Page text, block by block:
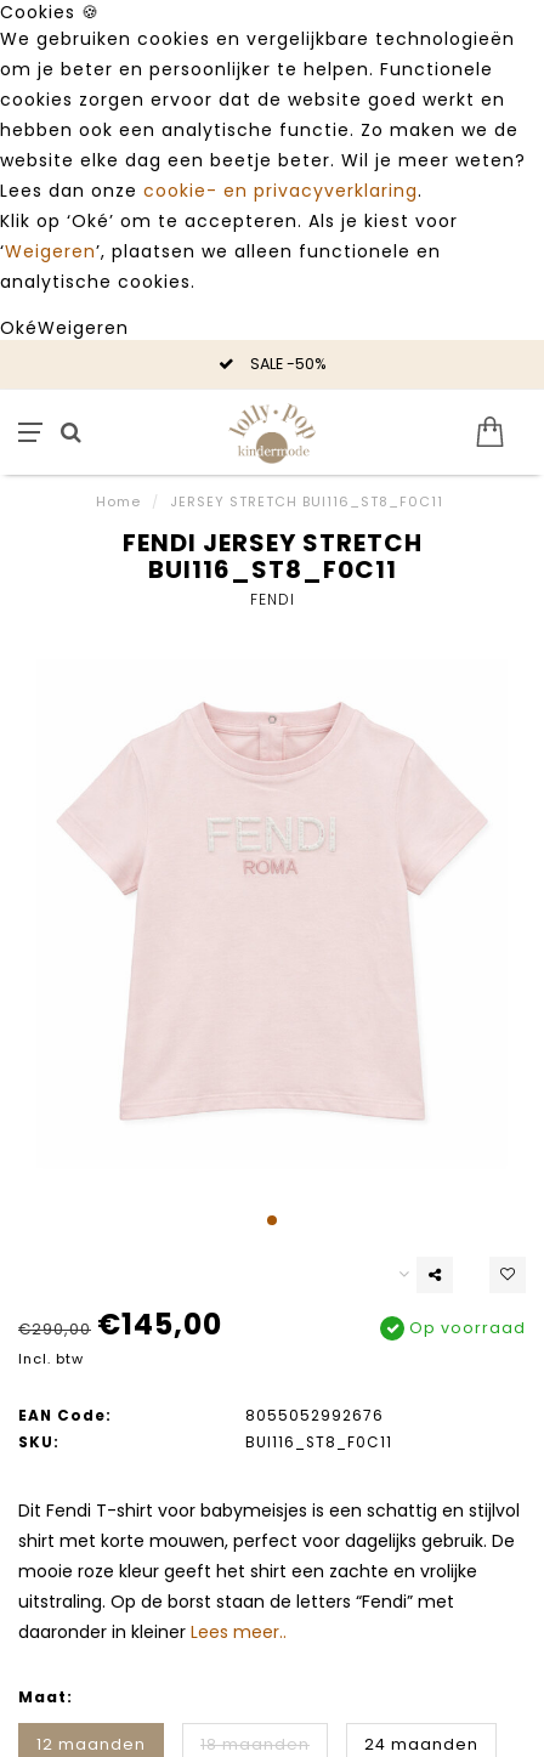
Cookies 🍪
We gebruiken cookies en vergelijkbare technologieën
om je beter en persoonlijker te helpen. Functionele
cookies zorgen ervoor dat de website goed werkt en
hebben ook een analytische functie. Zo maken we de
website elke dag een beetje beter. Wil je meer weten?
Lees dan onze cookie- en privacyverklaring.
Klik op ‘Oké’ om te accepteren. Als je kiest voor
‘Weigeren’, plaatsen we alleen functionele en
analytische cookies.
OkéWeigeren
SALE -50%
Home / JERSEY STRETCH BUI116_ST8_F0C11
FENDI JERSEY STRETCH
BUI116_ST8_F0C11
FENDI
€290,00 €145,00
Incl. btw
Op voorraad
EAN Code:
8055052992676
SKU:
BUI116_ST8_F0C11
Dit Fendi T-shirt voor babymeisjes is een schattig en stijlvol
shirt met korte mouwen, perfect voor dagelijks gebruik. De
mooie roze kleur geeft het shirt een zachte en vrolijke
uitstraling. Op de borst staan de letters “Fendi” met
daaronder in kleiner Lees meer..
Maat:
12 maanden 18 maanden 24 maanden